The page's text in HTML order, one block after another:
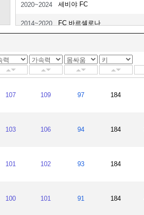
2020~2024 세비야 FC
2014~2020 FC 바르셀로나
2007~2011 FC 샬케 04
2005~2007 FC 바젤 1893
107 109 97 184
103 106 94 184
101 102 93 184
100 101 91 184